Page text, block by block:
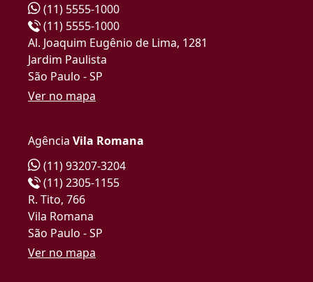
(11) 5555-1000
(11) 5555-1000
Al. Joaquim Eugênio de Lima, 1281
Jardim Paulista
São Paulo - SP
Ver no mapa
Agência Vila Romana
(11) 93207-3204
(11) 2305-1155
R. Tito, 766
Vila Romana
São Paulo - SP
Ver no mapa